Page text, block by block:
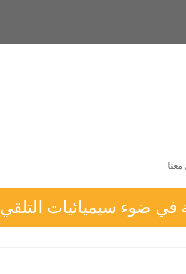
في ضوء سيميائيات التلقي